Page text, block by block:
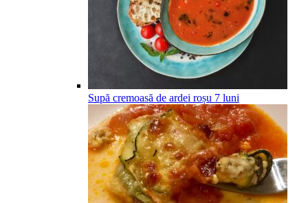
Supă cremoasă de ardei roșu 7 luni